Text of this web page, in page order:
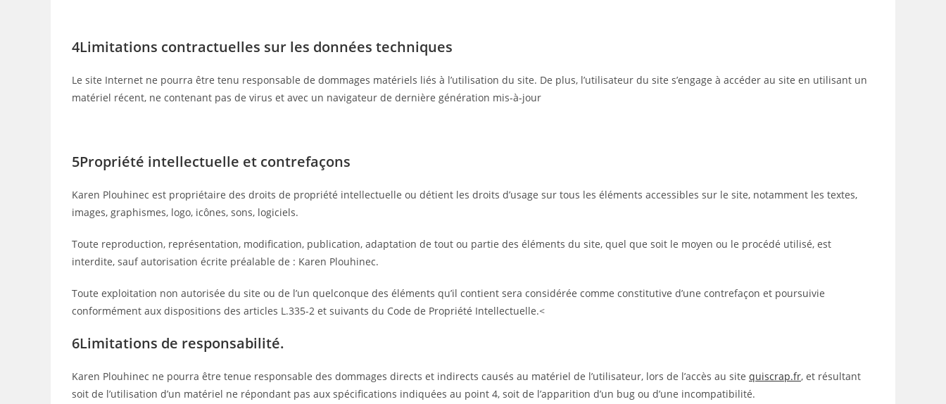
4Limitations contractuelles sur les données techniques
Le site Internet ne pourra être tenu responsable de dommages matériels liés à l’utilisation du site. De plus, l’utilisateur du site s’engage à accéder au site en utilisant un
matériel récent, ne contenant pas de virus et avec un navigateur de dernière génération mis-à-jour
5Propriété intellectuelle et contrefaçons
Karen Plouhinec est propriétaire des droits de propriété intellectuelle ou détient les droits d’usage sur tous les éléments accessibles sur le site, notamment les textes,
images, graphismes, logo, icônes, sons, logiciels.
Toute reproduction, représentation, modification, publication, adaptation de tout ou partie des éléments du site, quel que soit le moyen ou le procédé utilisé, est
interdite, sauf autorisation écrite préalable de : Karen Plouhinec.
Toute exploitation non autorisée du site ou de l’un quelconque des éléments qu’il contient sera considérée comme constitutive d’une contrefaçon et poursuivie
conformément aux dispositions des articles L.335-2 et suivants du Code de Propriété Intellectuelle.<
6Limitations de responsabilité.
Karen Plouhinec ne pourra être tenue responsable des dommages directs et indirects causés au matériel de l’utilisateur, lors de l’accès au site quiscrap.fr, et résultant
soit de l’utilisation d’un matériel ne répondant pas aux spécifications indiquées au point 4, soit de l’apparition d’un bug ou d’une incompatibilité.